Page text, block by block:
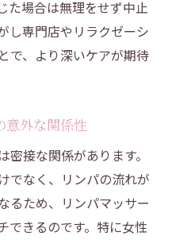
た場合は無理をせず中止
し専門店やリラクゼーシ
で、より深いケアが期待
意外な関係性
接な関係があります。
でなく、リンパの流れが
るため、リンパマッサー
できるのです。特に女性